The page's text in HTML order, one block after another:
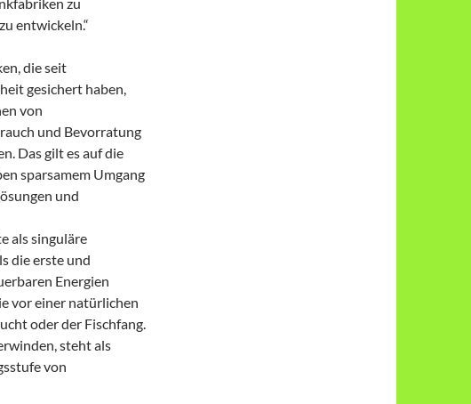
entwickeln.“
die seit
gesichert haben,
von
und Bevorratung
Das gilt es auf die
sparsamem Umgang
und
als singuläre
die erste und
Energien
vor einer natürlichen
oder der Fischfang.
steht als
von